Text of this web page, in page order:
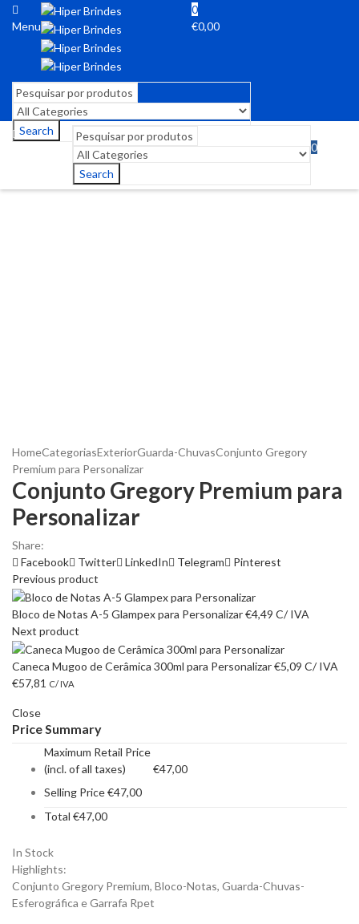
Menu
0
€0,00
Search
Search
0
HomeCategoriasExteriorGuarda-ChuvasConjunto Gregory
Premium para Personalizar
Conjunto Gregory Premium para
Personalizar
Share:
Facebook
Twitter LinkedIn Telegram
Pinterest
Previous product
Bloco de Notas A-5 Glampex para Personalizar€4,49 C/ IVA
Next product
Caneca Mugoo de Cerâmica 300ml para Personalizar€5,09 C/ IVA
€57,81 C/ IVA
Close
Price Summary
Maximum Retail Price
(incl. of all taxes)
€47,00
Selling Price€47,00
Total €47,00
In Stock
Highlights:
Conjunto Gregory Premium, Bloco-Notas, Guarda-Chuvas-
Esferográfica e Garrafa Rpet